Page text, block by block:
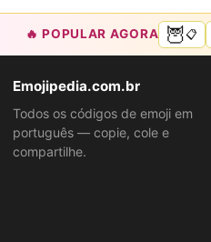
🔥 POPULAR AGORA 🦉📋
Emojipedia.com.br
Todos os códigos de emoji em
português — copie, cole e
compartilhe.